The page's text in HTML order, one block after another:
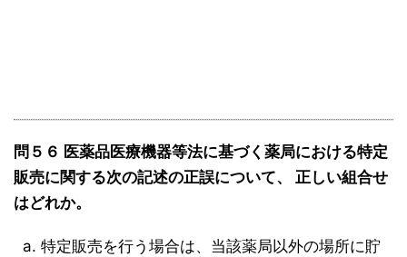
問５６ 医薬品医療機器等法に基づく薬局における特定
販売に関する次の記述の正誤について、 正しい組合せ
はどれか。
特定販売を行う場合は、当該薬局以外の場所に貯